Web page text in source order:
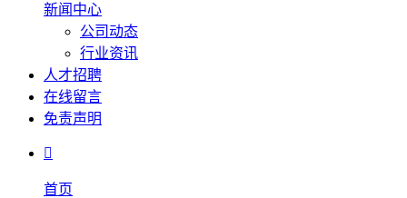
新闻中心
公司动态
行业资讯
人才招聘
在线留言
免责声明

首页